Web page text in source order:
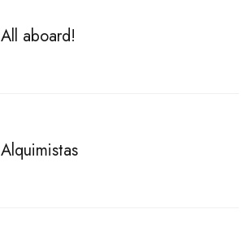
All aboard!
Alquimistas